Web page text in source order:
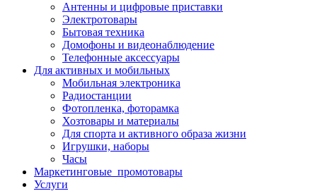
Антенны и цифровые приставки
Электротовары
Бытовая техника
Домофоны и видеонаблюдение
Телефонные аксессуары
Для активных и мобильных
Мобильная электроника
Радиостанции
Фотопленка, фоторамка
Хозтовары и материалы
Для спорта и активного образа жизни
Игрушки, наборы
Часы
Маркетинговые_промотовары
Услуги